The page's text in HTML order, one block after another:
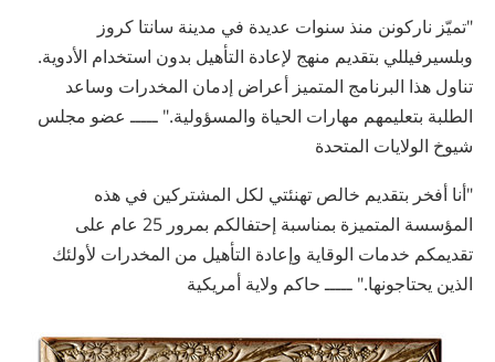
"تميّز ناركونن منذ سنوات عديدة في مدينة سانتا كروز
وبلسيرفيللي بتقديم منهج لإعادة التأهيل بدون استخدام الأدوية.
تناول هذا البرنامج المتميز أعراض إدمان المخدرات وساعد
الطلبة بتعليمهم مهارات الحياة والمسؤولية." ـــــ عضو مجلس
شيوخ الولايات المتحدة
"أنا أفخر بتقديم خالص تهنئتي لكل المشتركين في هذه
المؤسسة المتميزة بمناسبة إحتفالكم بمرور 25 عام على
تقديمكم خدمات الوقاية وإعادة التأهيل من المخدرات لأولئك
الذين يحتاجونها." ـــــ حاكم ولاية أمريكية